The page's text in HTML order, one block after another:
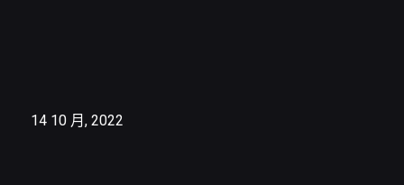
14 10 月, 2022